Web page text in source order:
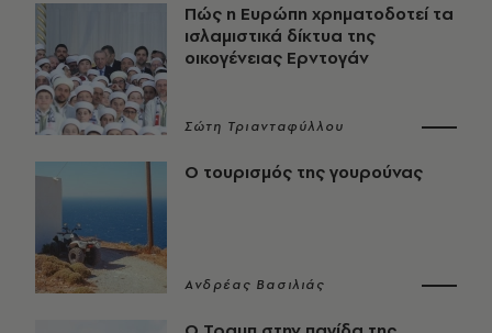
Πώς η Ευρώπη χρηματοδοτεί τα
ισλαμιστικά δίκτυα της
οικογένειας Ερντογάν
Σώτη Τριανταφύλλου
Ο τουρισμός της γουρούνας
Ανδρέας Βασιλιάς